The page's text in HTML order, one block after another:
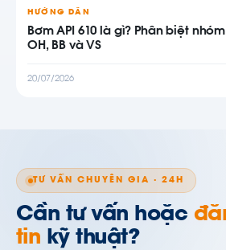
HƯỚNG DẪN
Bơm API 610 là gì? Phân biệt nhóm
OH, BB và VS
20/07/2026
TƯ VẤN CHUYÊN GIA · 24H
Cần tư vấn hoặc
tin kỹ thuật?